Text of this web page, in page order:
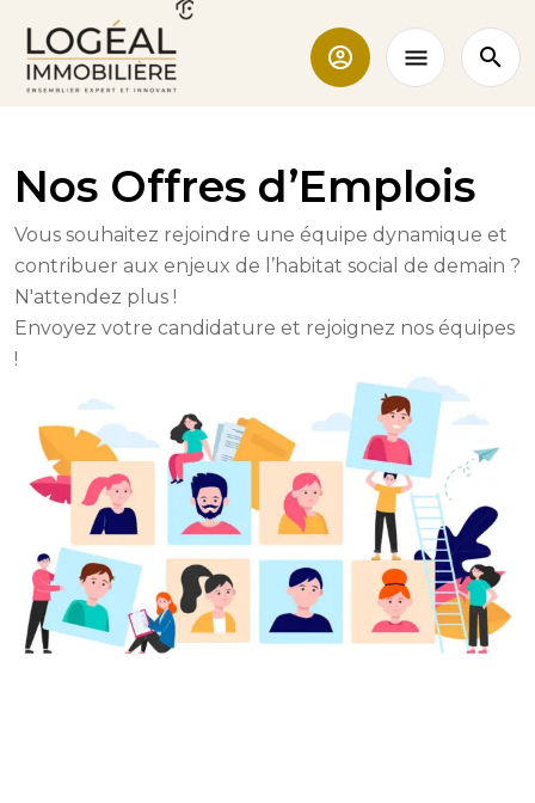
Nos Offres d’Emplois
Vous souhaitez rejoindre une équipe dynamique et
contribuer aux enjeux de l’habitat social de demain ?
N'attendez plus !
Envoyez votre candidature et rejoignez nos équipes
!